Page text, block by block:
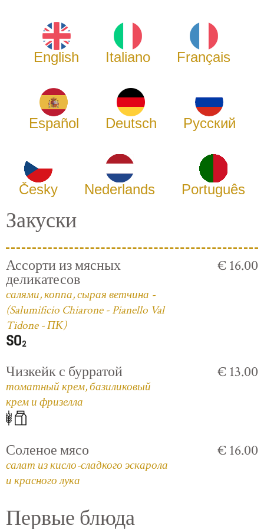
English Italiano Français
Español Deutsch Русский
Česky Nederlands Português
Закуски
Ассорти из мясных
деликатесов
салями, коппа, сырая ветчина -
(Salumificio Chiarone - Pianello Val
Tidone - ПК)
€ 16.00
Чизкейк с бурратой
томатный крем, базиликовый
крем и фризелла
€ 13.00
Соленое мясо
салат из кисло-сладкого эскарола
и красного лука
€ 16.00
Первые блюда